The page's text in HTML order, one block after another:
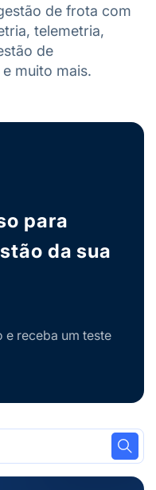
de frota com
telemetria,
de
muito mais.
para
da sua
e receba um teste